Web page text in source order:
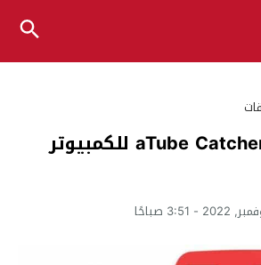
تحميل برنامج aTube Catcher للكمبيوتر